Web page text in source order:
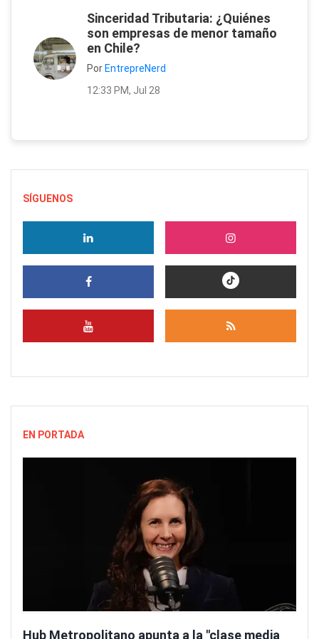
Sinceridad Tributaria: ¿Quiénes
son empresas de menor tamaño
en Chile?
Por EntrepreNerd
12:33 PM, Jul 28
SÍGUENOS
EN PORTADA
Hub Metropolitano apunta a la "clase media